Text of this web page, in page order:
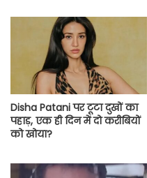
Disha Patani पर टूटा दुखों का
पहाड़, एक ही दिन में दो करीबियों
को खोया?